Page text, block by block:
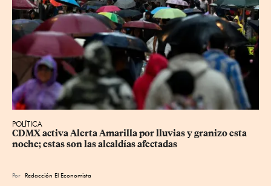
POLÍTICA
CDMX activa Alerta Amarilla por lluvias y granizo esta
noche; estas son las alcaldías afectadas
Por Redacción El Economista